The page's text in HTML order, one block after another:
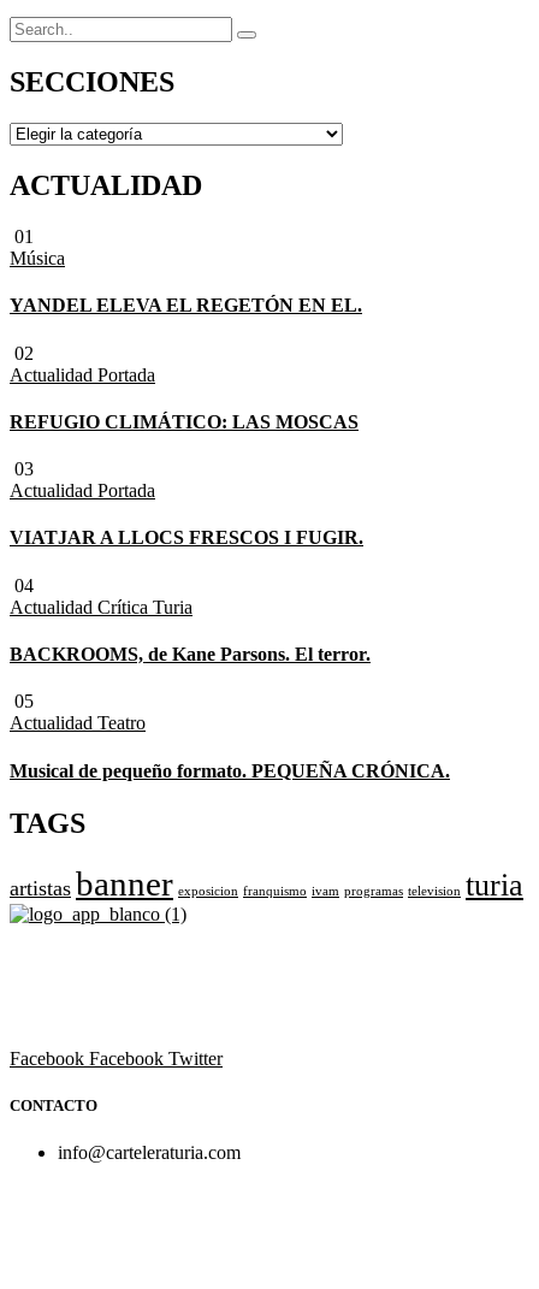
SECCIONES
SECCIONES
ACTUALIDAD
01
Música
YANDEL ELEVA EL REGETÓN EN EL.
02
Actualidad Portada
REFUGIO CLIMÁTICO: LAS MOSCAS
03
Actualidad Portada
VIATJAR A LLOCS FRESCOS I FUGIR.
04
Actualidad Crítica Turia
BACKROOMS, de Kane Parsons. El terror.
05
Actualidad Teatro
Musical de pequeño formato. PEQUEÑA CRÓNICA.
TAGS
artistas banner exposicion franquismo ivam programas television turia
Facebook Facebook Twitter
CONTACTO
info@carteleraturia.com